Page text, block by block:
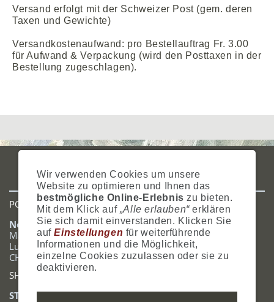
Versand erfolgt mit der Schweizer Post (gem. deren
Taxen und Gewichte)
Versandkostenaufwand: pro Bestellauftrag Fr. 3.00
für Aufwand & Verpackung (wird den Posttaxen in der
Bestellung zugeschlagen).
WIDERRUFSRECHTSITEMAPHILFECOOKIES
POSTADRESSE
Nostalgie- & Geschenk Shop
Maja Schmid
Luzernerstrasse 14
CH-6353 Weggis
SHOWROOM
STANDORT:
Wir verwenden Cookies um unsere
Website zu optimieren und Ihnen das
bestmögliche Online-Erlebnis zu bieten.
Mit dem Klick auf „Alle erlauben“erklären
Sie sich damit einverstanden. Klicken Sie
aufEinstellungen für weiterführende
Informationen und die Möglichkeit,
einzelne Cookies zuzulassen oder sie zu
deaktivieren.